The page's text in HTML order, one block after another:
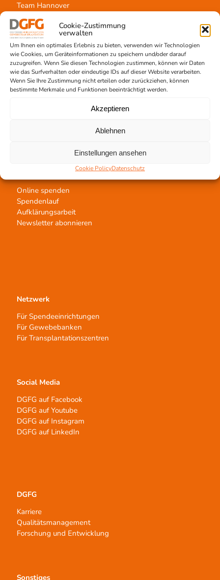
Cookie-Zustimmung
verwalten
Um Ihnen ein optimales Erlebnis zu bieten, verwenden wir Technologien
wie Cookies, um Geräteinformationen zu speichern und/oder darauf
zuzugreifen. Wenn Sie diesen Technologien zustimmen, können wir Daten
wie das Surfverhalten oder eindeutige IDs auf dieser Website verarbeiten.
Wenn Sie Ihre Zustimmung nicht erteilen oder zurückziehen, können
bestimmte Merkmale und Funktionen beeinträchtigt werden.
Akzeptieren
Ablehnen
Einstellungen ansehen
Cookie PolicyDatenschutz
Team Hannover
Spendestandorte
Vermittlungsstelle
Gewebetransplantation
Jetzt untertstützen!
Online spenden
Spendenlauf
Aufklärungsarbeit
Newsletter abonnieren
Netzwerk
Für Spendeeinrichtungen
Für Gewebebanken
Für Transplantationszentren
Social Media
DGFG auf Facebook
DGFG auf Youtube
DGFG auf Instagram
DGFG auf LinkedIn
DGFG
Karriere
Qualitätsmanagement
Forschung und Entwicklung
Sonstiges